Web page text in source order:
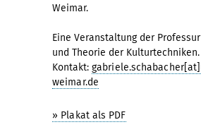
Weimar.
Eine Veranstaltung der
und Theorie der Kulturtechniken.
Kontakt:
weimar.de
» Plakat als PDF